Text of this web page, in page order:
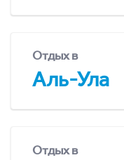
Отдых в
Аль-Ула
Отдых в